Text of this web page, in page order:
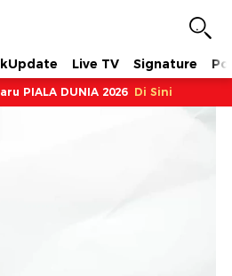
Live TV Signature
PIALA DUNIA 2026 Di Sini